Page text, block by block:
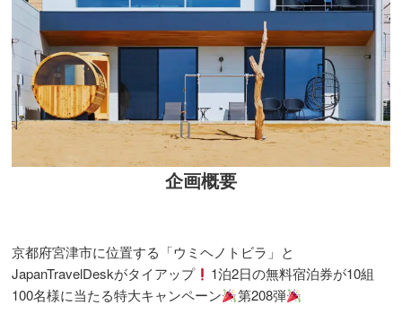
企画概要
京都府宮津市に位置する「ウミヘノトビラ」と
JapanTravelDeskがタイアップ
1泊2日の無料宿泊券が10組
100名様に当たる特大キャンペーン
第208弾